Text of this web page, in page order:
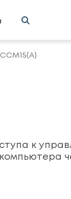
CCM15(A)
к